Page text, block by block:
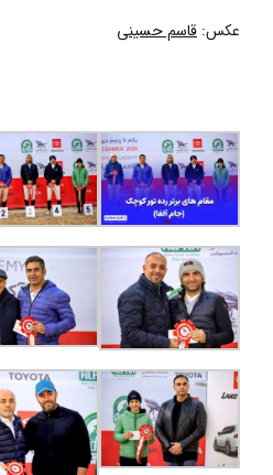
عکس: قاسم حسینی